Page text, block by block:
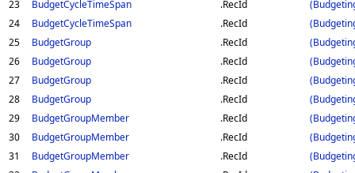
23
BudgetCycleTimeSpan .RecId
24
BudgetCycleTimeSpan .RecId
25
BudgetGroup .RecId
26
BudgetGroup .RecId
27
BudgetGroup .RecId
28
BudgetGroup .RecId
29
BudgetGroupMember .RecId
30
BudgetGroupMember .RecId
31
BudgetGroupMember .RecId